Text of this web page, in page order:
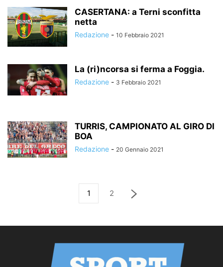
CASERTANA: a Terni sconfitta
netta
Redazione - 10 Febbraio 2021
La (ri)ncorsa si ferma a Foggia.
Redazione - 3 Febbraio 2021
TURRIS, CAMPIONATO AL GIRO DI
BOA
Redazione - 20 Gennaio 2021
1 2